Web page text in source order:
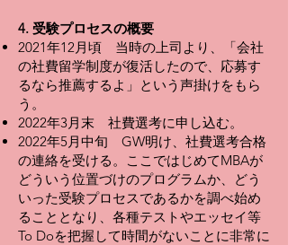
4. 受験プロセスの概要
2021年12月頃 当時の上司より、「会社
の社費留学制度が復活したので、応募す
るなら推薦するよ」という声掛けをもら
う。
2022年3月末 社費選考に申し込む。
2022年5月中旬 GW明け、社費選考合格
の連絡を受ける。ここではじめてMBAが
どういう位置づけのプログラムか、どう
いった受験プロセスであるかを調べ始め
ることとなり、各種テストやエッセイ等
To Doを把握して時間がないことに非常に